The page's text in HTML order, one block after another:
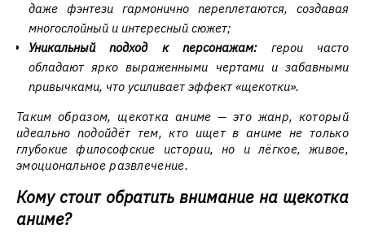
даже фэнтези гармонично переплетаются, создавая
многослойный и интересный сюжет;
Уникальный подход к персонажам:герои часто
обладают ярко выраженными чертами и забавными
привычками, что усиливает эффект «щекотки».
Таким образом, щекотка аниме — это жанр, который
идеально подойдёт тем, кто ищет в аниме не только
глубокие философские истории, но и лёгкое, живое,
эмоциональное развлечение.
Кому стоит обратить внимание на щекотка
аниме?